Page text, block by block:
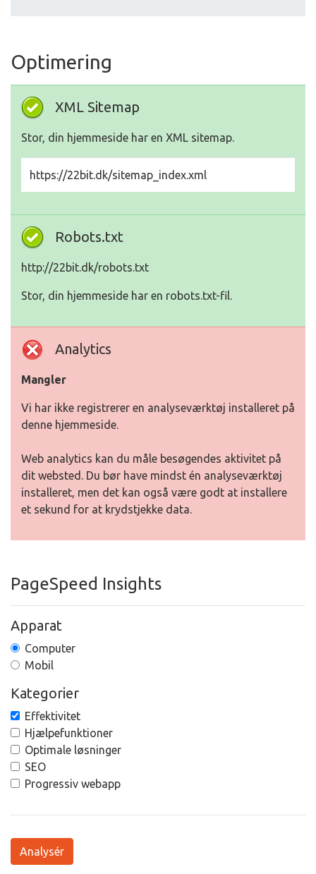
Optimering
XML Sitemap
Stor, din hjemmeside har en XML sitemap.
https://22bit.dk/sitemap_index.xml
Robots.txt
http://22bit.dk/robots.txt
Stor, din hjemmeside har en robots.txt-fil.
Analytics
Mangler
Vi har ikke registrerer en analyseværktøj installeret på
denne hjemmeside.
Web analytics kan du måle besøgendes aktivitet på
dit websted. Du bør have mindst én analyseværktøj
installeret, men det kan også være godt at installere
et sekund for at krydstjekke data.
PageSpeed Insights
Apparat
Computer
Mobil
Kategorier
Effektivitet
Hjælpefunktioner
Optimale løsninger
SEO
Progressiv webapp
Analysér